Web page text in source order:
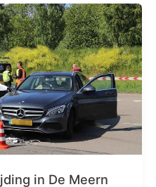
in De Meern